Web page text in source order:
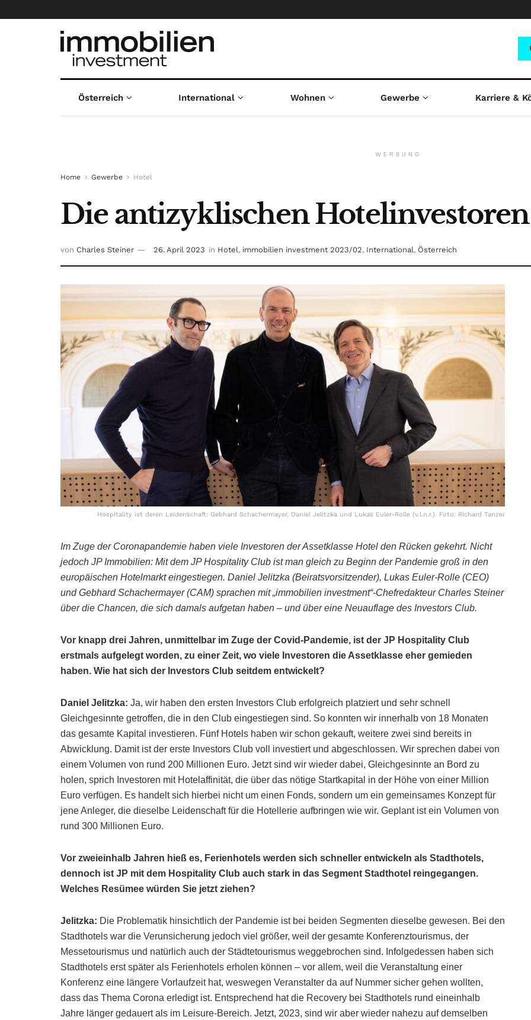
Österreich International Wohnen Gewerbe Karriere &
WERBUNG
Home Gewerbe Hotel
Die antizyklischen Hotelinvestoren
von Charles Steiner 26. April 2023 in Hotel, immobilien investment 2023/02, International, Österreich
Hospitality ist deren Leidenschaft: Gebhard Schachermayer, Daniel Jelitzka und Lukas Euler-Rolle (v.l.n.r.). Foto: Richard Tanzer
Im Zuge der Coronapandemie haben viele Investoren der Assetklasse Hotel den Rücken gekehrt. Nicht
jedoch JP Immobilien: Mit dem JP Hospitality Club ist man gleich zu Beginn der Pandemie groß in den
europäischen Hotelmarkt eingestiegen. Daniel Jelitzka (Beiratsvorsitzender), Lukas Euler-Rolle (CEO)
und Gebhard Schachermayer (CAM) sprachen mit „immobilien investment“-Chefredakteur Charles Steiner
über die Chancen, die sich damals aufgetan haben – und über eine Neuauflage des Investors Club.
Vor knapp drei Jahren, unmittelbar im Zuge der Covid-Pandemie, ist der JP Hospitality Club
erstmals aufgelegt worden, zu einer Zeit, wo viele Investoren die Assetklasse eher gemieden
haben. Wie hat sich der Investors Club seitdem entwickelt?
Daniel Jelitzka: Ja, wir haben den ersten Investors Club erfolgreich platziert und sehr schnell
Gleichgesinnte getroffen, die in den Club eingestiegen sind. So konnten wir innerhalb von 18 Monaten
das gesamte Kapital investieren. Fünf Hotels haben wir schon gekauft, weitere zwei sind bereits in
Abwicklung. Damit ist der erste Investors Club voll investiert und abgeschlossen. Wir sprechen dabei von
einem Volumen von rund 200 Millionen Euro. Jetzt sind wir wieder dabei, Gleichgesinnte an Bord zu
holen, sprich Investoren mit Hotelaffinität, die über das nötige Startkapital in der Höhe von einer Million
Euro verfügen. Es handelt sich hierbei nicht um einen Fonds, sondern um ein gemeinsames Konzept für
jene Anleger, die dieselbe Leidenschaft für die Hotellerie aufbringen wie wir. Geplant ist ein Volumen von
rund 300 Millionen Euro.
Vor zweieinhalb Jahren hieß es, Ferienhotels werden sich schneller entwickeln als Stadthotels,
dennoch ist JP mit dem Hospitality Club auch stark in das Segment Stadthotel reingegangen.
Welches Resümee würden Sie jetzt ziehen?
Jelitzka: Die Problematik hinsichtlich der Pandemie ist bei beiden Segmenten dieselbe gewesen. Bei den
Stadthotels war die Verunsicherung jedoch viel größer, weil der gesamte Konferenztourismus, der
Messetourismus und natürlich auch der Städtetourismus weggebrochen sind. Infolgedessen haben sich
Stadthotels erst später als Ferienhotels erholen können – vor allem, weil die Veranstaltung einer
Konferenz eine längere Vorlaufzeit hat, weswegen Veranstalter da auf Nummer sicher gehen wollten,
dass das Thema Corona erledigt ist. Entsprechend hat die Recovery bei Stadthotels rund eineinhalb
Jahre länger gedauert als im Leisure-Bereich. Jetzt, 2023, sind wir aber wieder nahezu auf demselben